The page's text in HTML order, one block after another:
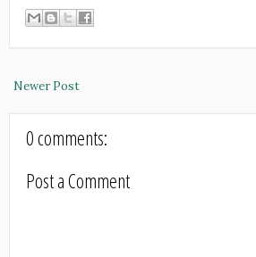
Newer Post
0 comments:
Post a Comment